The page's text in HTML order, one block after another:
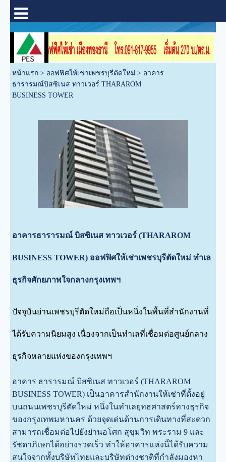
หน้าแรก > ออฟฟิศให้เช่าเพชรบุรีตัดใหม่ > อาคาร
ธารารมณ์บิสซิเนส ทาวเวอร์ THARAROM
BUSINESS TOWER
อาคารธารารมณ์ บิสซิเนส ทาวเวอร์ (THARAROM
BUSINESS TOWER) ออฟฟิศให้เช่าเพชรบุรีตัดใหม่ ทำเล
ธุรกิจศักยภาพใจกลางกรุงเทพฯ
ปัจจุบันย่านเพชรบุรีตัดใหม่ถือเป็นหนึ่งในพื้นที่สำนักงานที่
ได้รับความนิยมสูง เนื่องจากเป็นทำเลที่เชื่อมต่อศูนย์กลาง
ธุรกิจหลายแห่งของกรุงเทพฯ
อาคาร ธารารมณ์ บิสซิเนส ทาวเวอร์ (THARAROM
BUSINESS TOWER) เป็นอาคารสำนักงานให้เช่าที่ตั้งอยู่
บนถนนเพชรบุรีตัดใหม่ หนึ่งในทำเลยุทธศาสตร์ทางธุรกิจ
ของกรุงเทพมหานคร ด้วยจุดเด่นด้านการเดินทางที่สะดวก
สามารถเชื่อมต่อไปยังย่านอโศก สุขุมวิท พระราม 9 และ
รัชดาภิเษกได้อย่างรวดเร็ว ทำให้อาคารแห่งนี้ได้รับความ
สนใจจากทั้งบริษัทไทยและบริษัทต่างชาติที่กำลังมองหา